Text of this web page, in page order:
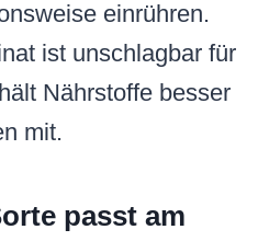
einrühren.
ist unschlagbar für
Nährstoffe besser
mit.
passt am